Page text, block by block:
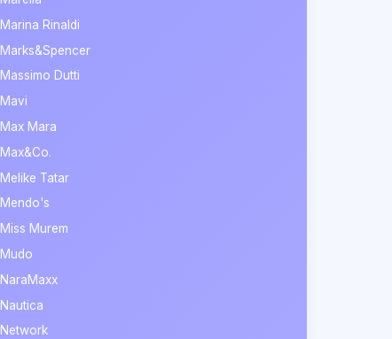
Marina Rinaldi
Marks&Spencer
Massimo Dutti
Mavi
Max Mara
Max&Co.
Melike Tatar
Mendo's
Miss Murem
Mudo
NaraMaxx
Nautica
Network